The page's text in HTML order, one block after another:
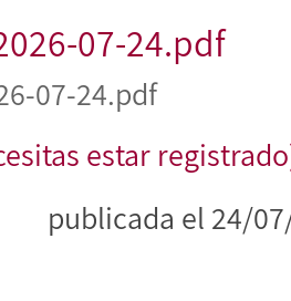
07-24.pdf
07-24.pdf
estar
publicada el 24/